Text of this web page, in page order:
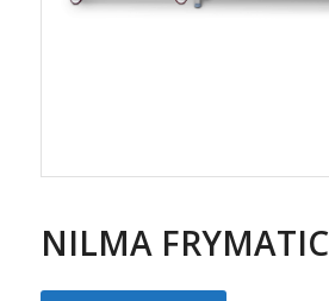
NILMA FRYMATIC